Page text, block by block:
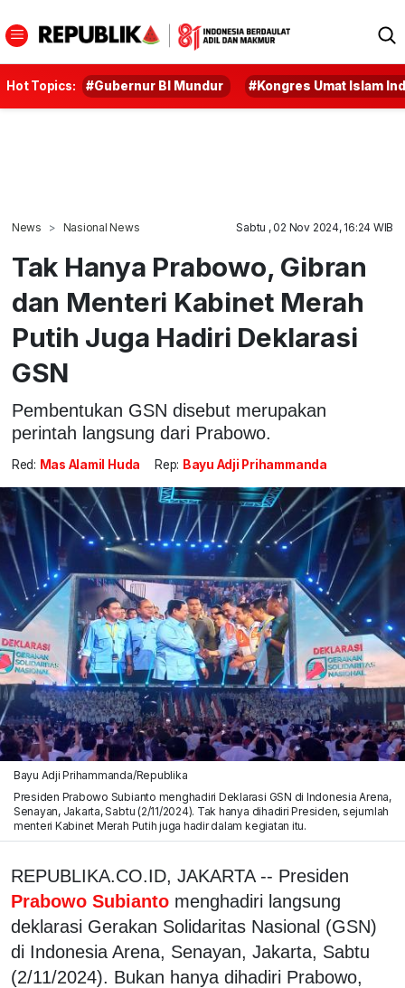
Hot Topics: #Gubernur BI Mundur #Kongres Umat Islam
News Nasional News Sabtu , 02 Nov 2024, 16:24 WIB
Tak Hanya Prabowo, Gibran
dan Menteri Kabinet Merah
Putih Juga Hadiri Deklarasi
GSN
Pembentukan GSN disebut merupakan
perintah langsung dari Prabowo.
Red: Mas Alamil Huda Rep: Bayu Adji Prihammanda
Bayu Adji Prihammanda/Republika
Presiden Prabowo Subianto menghadiri Deklarasi GSN di Indonesia Arena,
Senayan, Jakarta, Sabtu (2/11/2024). Tak hanya dihadiri Presiden, sejumlah
menteri Kabinet Merah Putih juga hadir dalam kegiatan itu.
REPUBLIKA.CO.ID, JAKARTA -- Presiden
Prabowo Subianto menghadiri langsung
deklarasi Gerakan Solidaritas Nasional (GSN)
di Indonesia Arena, Senayan, Jakarta, Sabtu
(2/11/2024). Bukan hanya dihadiri Prabowo,